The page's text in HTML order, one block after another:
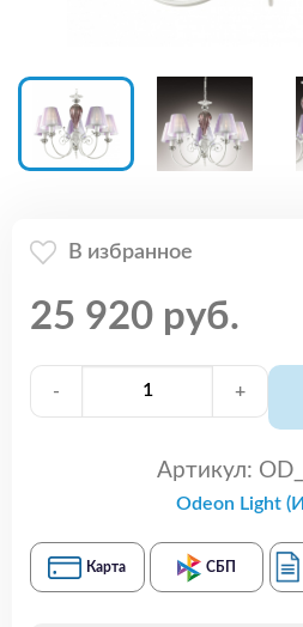
В избранное
25 920 руб.
- +
Артикул:
Odeon Light
Карта СБП